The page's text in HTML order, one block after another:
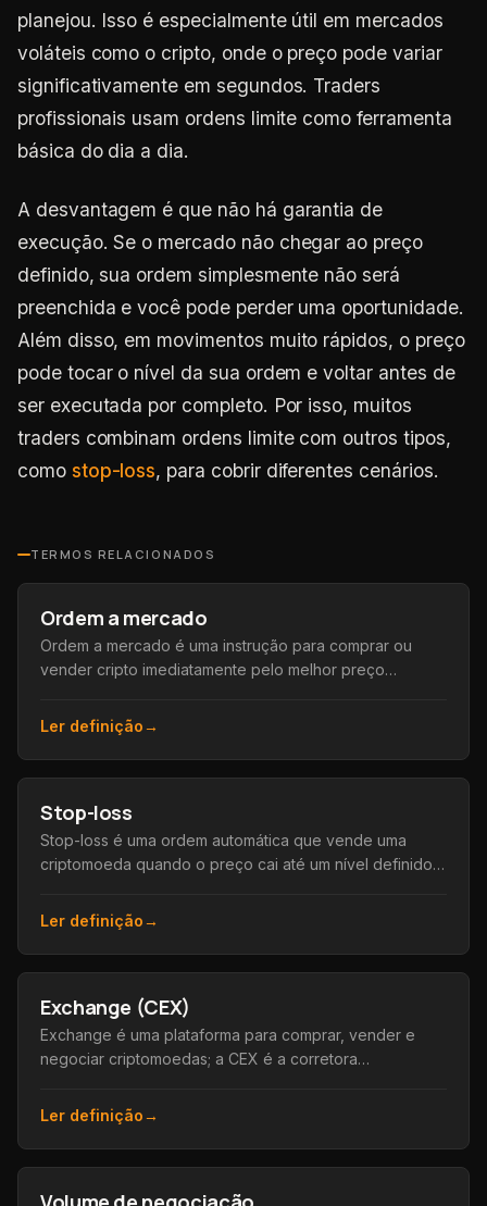
planejou. Isso é especialmente útil em mercados
voláteis como o cripto, onde o preço pode variar
significativamente em segundos. Traders
profissionais usam ordens limite como ferramenta
básica do dia a dia.
A desvantagem é que não há garantia de
execução. Se o mercado não chegar ao preço
definido, sua ordem simplesmente não será
preenchida e você pode perder uma oportunidade.
Além disso, em movimentos muito rápidos, o preço
pode tocar o nível da sua ordem e voltar antes de
ser executada por completo. Por isso, muitos
traders combinam ordens limite com outros tipos,
como stop-loss, para cobrir diferentes cenários.
TERMOS RELACIONADOS
Ordem a mercado
Ordem a mercado é uma instrução para comprar ou
vender cripto imediatamente pelo melhor preço
rápida.
Ler definição→
Stop-loss
Stop-loss é uma ordem automática que vende uma
criptomoeda quando o preço cai até um nível definido,
Ler definição→
Exchange (CEX)
Exchange é uma plataforma para comprar, vender e
negociar criptomoedas; a CEX é a corretora
os fundos.
Ler definição→